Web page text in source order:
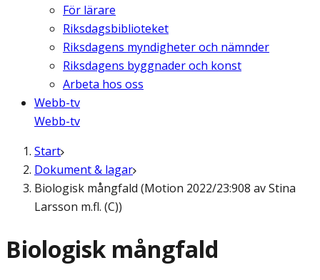
För lärare
Riksdagsbiblioteket
Riksdagens myndigheter och nämnder
Riksdagens byggnader och konst
Arbeta hos oss
Webb-tv
Webb-tv
Start
Dokument & lagar
Biologisk mångfald (Motion 2022/23:908 av Stina
Larsson m.fl. (C))
Biologisk mångfald